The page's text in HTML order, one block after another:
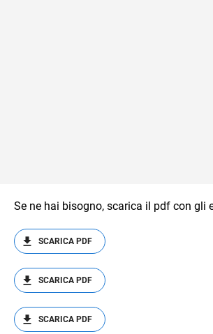
Se ne hai bisogno, scarica il pdf con gli
SCARICA PDF
SCARICA PDF
SCARICA PDF